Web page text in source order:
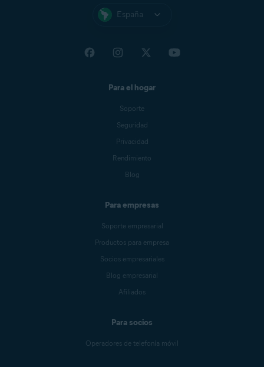
España
Para el hogar
Soporte
Seguridad
Privacidad
Rendimiento
Blog
Para empresas
Soporte empresarial
Productos para empresa
Socios empresariales
Blog empresarial
Afiliados
Para socios
Operadores de telefonía móvil